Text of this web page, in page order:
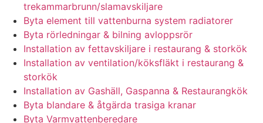
trekammarbrunn/slamavskiljare
Byta element till vattenburna system radiatorer
Byta rörledningar & bilning avloppsrör
Installation av fettavskiljare i restaurang & storkök
Installation av ventilation/köksfläkt i restaurang &
storkök
Installation av Gashäll, Gaspanna & Restaurangkök
Byta blandare & åtgärda trasiga kranar
Byta Varmvattenberedare